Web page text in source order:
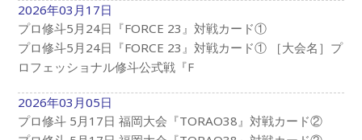
2026年03月17日
プロ修斗5月24日『FORCE 23』対戦カード①
プロ修斗5月24日『FORCE 23』対戦カード① ［大会名］プ
ロフェッショナル修斗公式戦『F
2026年03月05日
プロ修斗 5月17日 福岡大会『TORAO38』対戦カード②